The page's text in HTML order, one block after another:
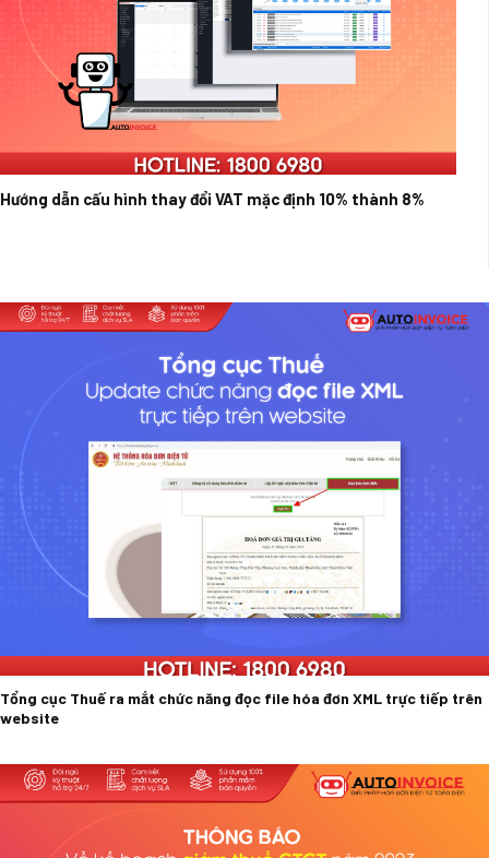
Hướng dẫn cấu hình thay đổi VAT mặc định 10% thành 8%
Tổng cục Thuế ra mắt chức năng đọc file hóa đơn XML trực tiếp trên
website